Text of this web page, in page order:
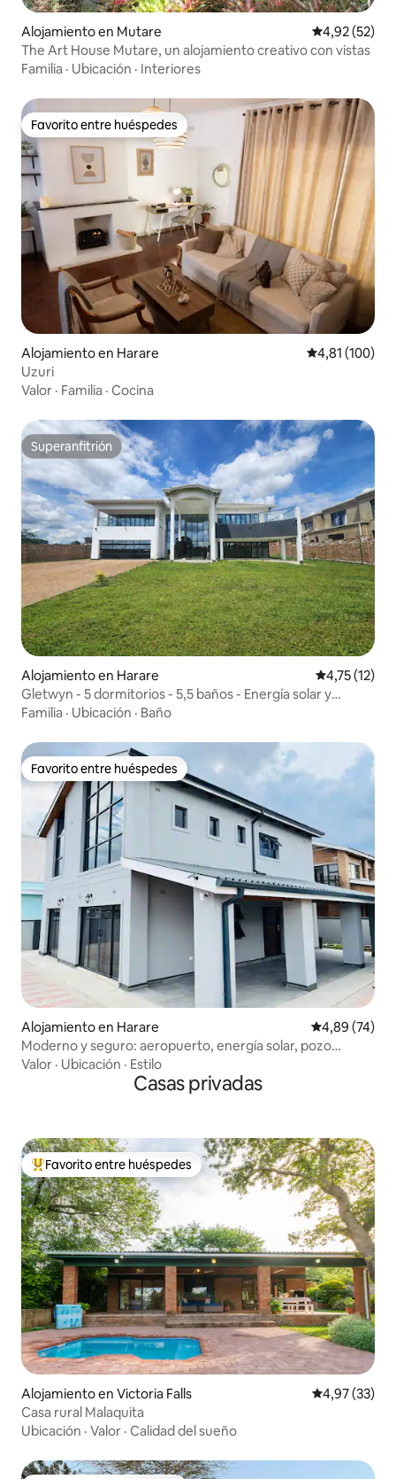
Alojamiento en Mutare Calificación
4,92 (52)
The Art House Mutare, un alojamiento creativo con vistas
Familia · Ubicación · Interiores
Favorito entre huéspedes
Favorito entre huéspedes
Alojamiento en Harare Calificación
4,81 (100)
Uzuri
Valor · Familia · Cocina
Superanfitrión
Superanfitrión
Alojamiento en Harare Calificación
4,75 (12)
Gletwyn - 5 dormitorios - 5,5 baños - Energía solar y
generador de respaldo - Aire acondicionado
Familia · Ubicación · Baño
Favorito entre huéspedes
Favorito entre huéspedes
Alojamiento en Harare Calificación
4,89 (74)
Moderno y seguro: aeropuerto, energía solar, pozo
perforado, Wi-Fi
Valor · Ubicación · Estilo
Casas privadas
Favorito entre los huéspedes más destacados
Favorito entre huéspedes
Alojamiento en Victoria Falls Calificación
4,97 (33)
Casa rural Malaquita
Ubicación · Valor · Calidad del sueño